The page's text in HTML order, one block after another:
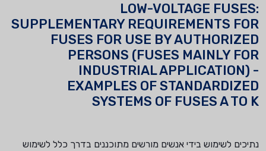
LOW-VOLTAGE FUSES:
SUPPLEMENTARY REQUIREMENTS FOR
FUSES FOR USE BY AUTHORIZED
PERSONS (FUSES MAINLY FOR
INDUSTRIAL APPLICATION) -
EXAMPLES OF STANDARDIZED
SYSTEMS OF FUSES A TO K
נתיכים לשימוש בידי אנשים מורשים מתוכננים בדרך כלל לשימוש